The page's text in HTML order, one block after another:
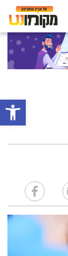
פתח